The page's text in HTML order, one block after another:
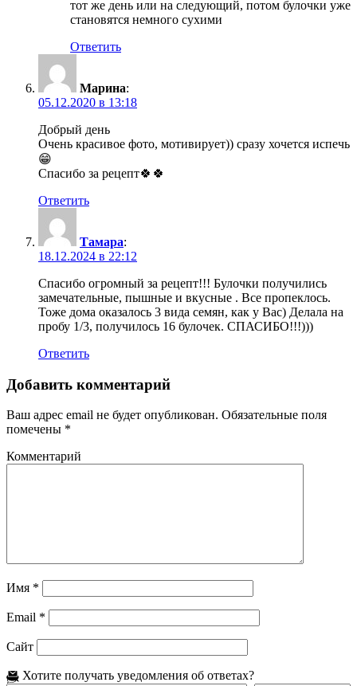
тот же день или на следующий, потом булочки уже
становятся немного сухими
Ответить
Марина:
05.12.2020 в 13:18
Добрый день
Очень красивое фото, мотивирует)) сразу хочется испечь
😁
Спасибо за рецепт🍀🍀
Ответить
Тамара:
18.12.2024 в 22:12
Спасибо огромный за рецепт!!! Булочки получились
замечательные, пышные и вкусные . Все пропеклось.
Тоже дома оказалось 3 вида семян, как у Вас) Делала на
пробу 1/3, получилось 16 булочек. СПАСИБО!!!)))
Ответить
Добавить комментарий
Ваш адрес email не будет опубликован. Обязательные поля
помечены *
Комментарий
Имя *
Email *
Сайт
Хотите получать уведомления об ответах?